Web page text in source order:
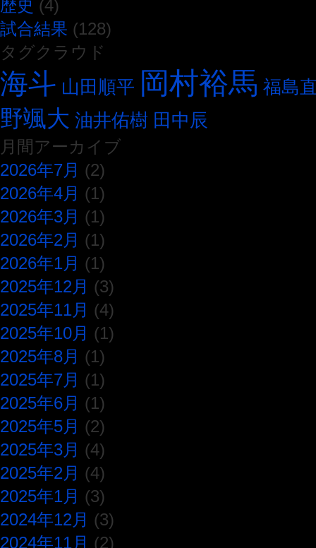
歴史 (4)
試合結果 (128)
タグクラウド
海斗 山田順平 岡村裕馬 福島
野颯大 油井佑樹 田中辰
月間アーカイブ
2026年7月 (2)
2026年4月 (1)
2026年3月 (1)
2026年2月 (1)
2026年1月 (1)
2025年12月 (3)
2025年11月 (4)
2025年10月 (1)
2025年8月 (1)
2025年7月 (1)
2025年6月 (1)
2025年5月 (2)
2025年3月 (4)
2025年2月 (4)
2025年1月 (3)
2024年12月 (3)
2024年11月 (2)